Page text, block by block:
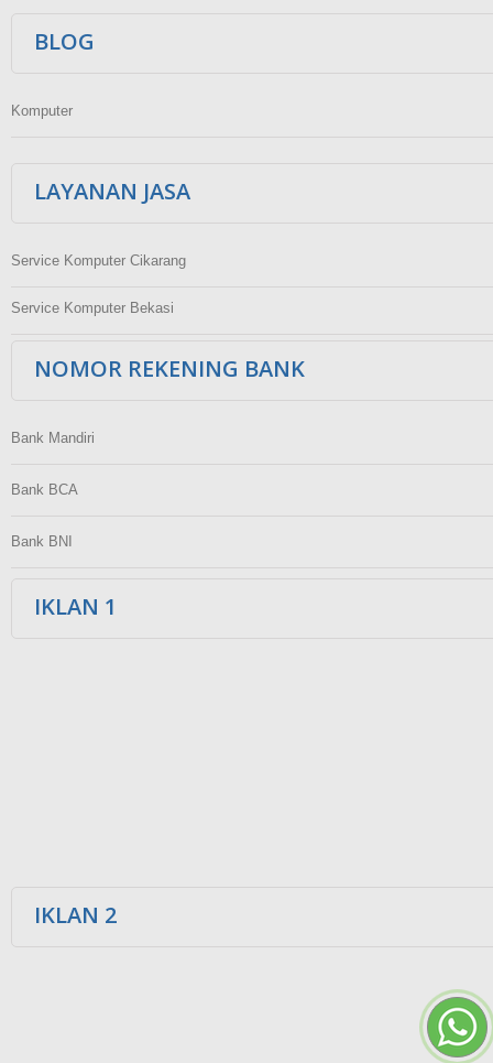
BLOG
Komputer
LAYANAN JASA
Service Komputer Cikarang
Service Komputer Bekasi
NOMOR REKENING BANK
Bank Mandiri
Bank BCA
Bank BNI
IKLAN 1
IKLAN 2